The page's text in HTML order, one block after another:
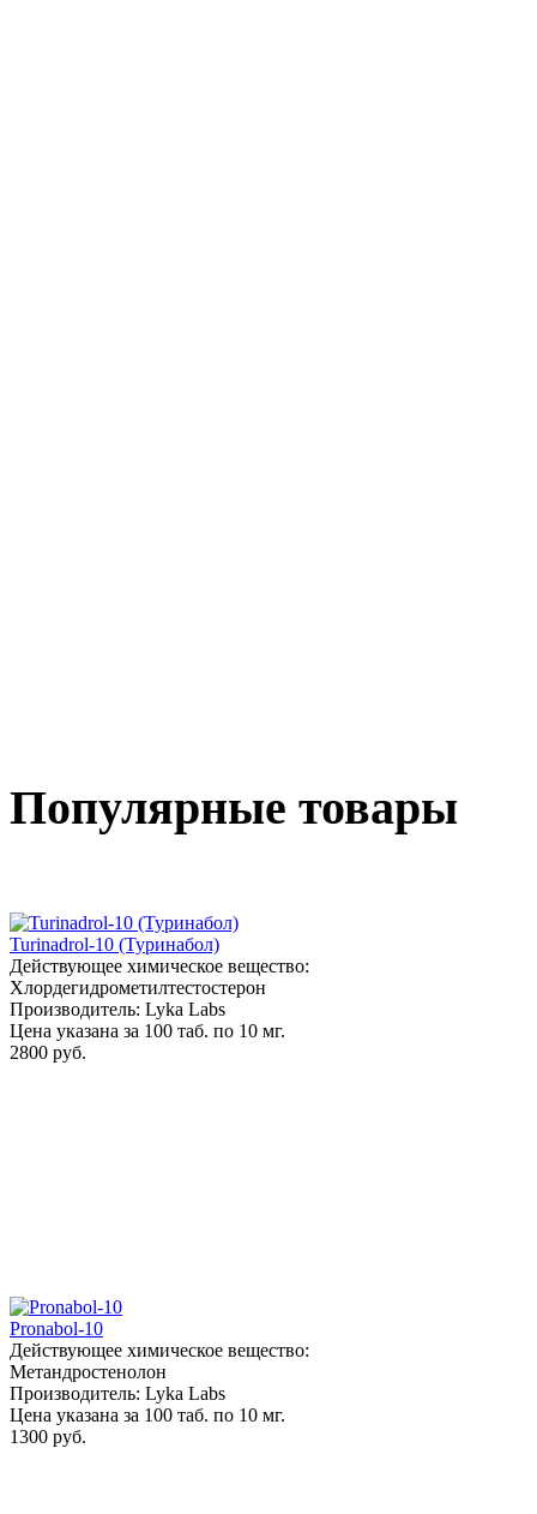
Популярные товары
Turinadrol-10 (Туринабол)
Действующее химическое вещество:
Хлордегидрометилтестостерон
Производитель: Lyka Labs
Цена указана за 100 таб. по 10 мг.
2800 руб.
Pronabol-10
Действующее химическое вещество:
Метандростенолон
Производитель: Lyka Labs
Цена указана за 100 таб. по 10 мг.
1300 руб.